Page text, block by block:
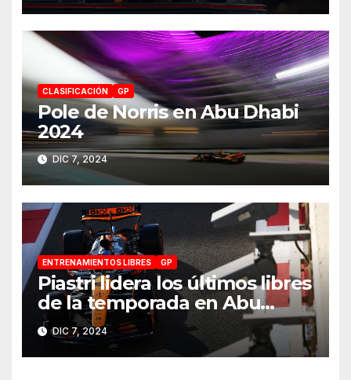
CLASIFICACIÓN GP
Pole de Norris en Abu Dhabi
2024
DIC 7, 2024
ENTRENAMIENTOS LIBRES GP
Piastri lidera los últimos libres
de la temporada en Abu
Dhabi 2024
DIC 7, 2024